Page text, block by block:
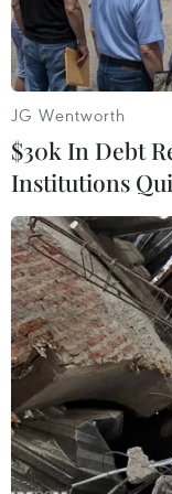
Hải.
Trang phục dân
Đại diện nhan
JG Wentworth
$30k In Debt
Institutions